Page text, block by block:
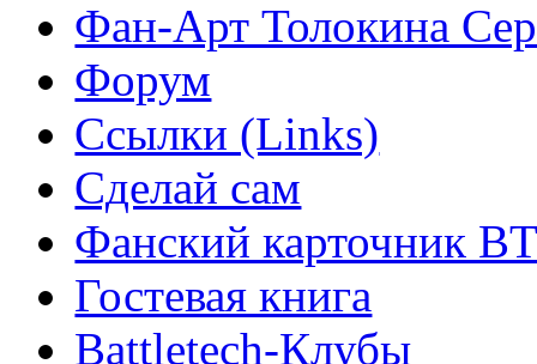
Фан-Арт Толокина
Форум
Ссылки (Links)
Сделай сам
Фанский карточник
Гостевая книга
Battletech-Клубы